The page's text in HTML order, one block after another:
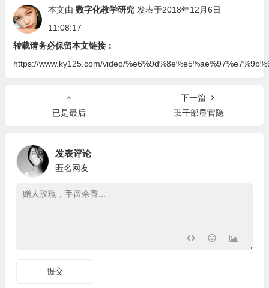
本文由 数字化教学研究 发表于2018年12月6日
11:08:17
转载请务必保留本文链接：
https://www.ky125.com/video/
已是最后
下一篇
班干部显官隐
发表评论
匿名网友
提交